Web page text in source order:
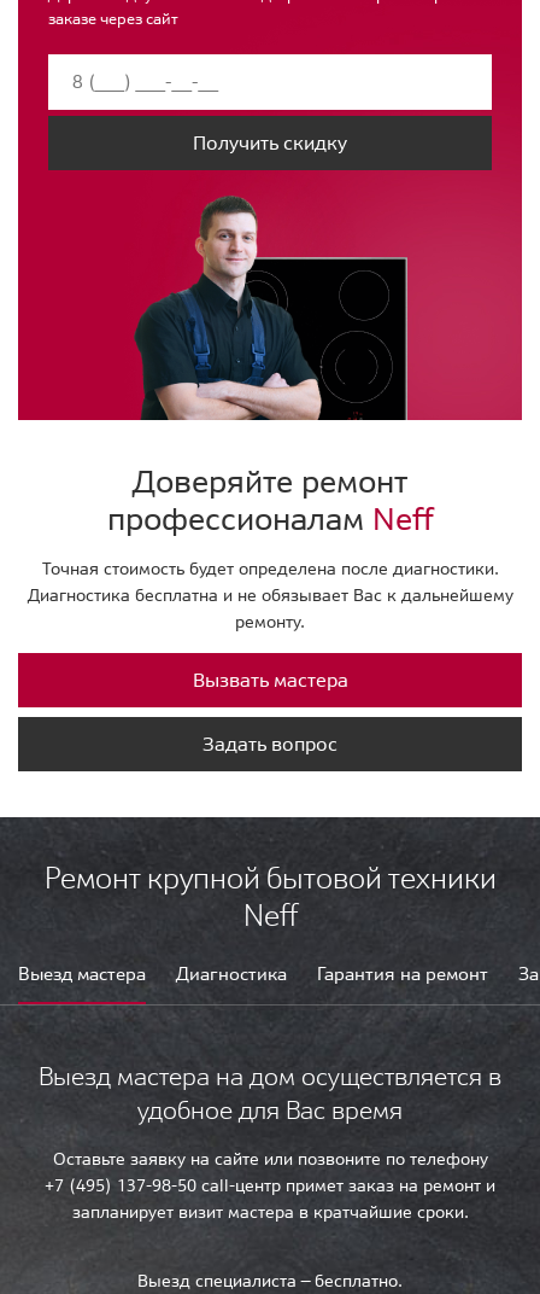
заказе через сайт
Получить скидку
Доверяйте ремонт
профессионалам Neff
Точная стоимость будет определена после диагностики.
Диагностика бесплатна и не обязывает Вас к дальнейшему
ремонту.
Вызвать мастера
Задать вопрос
Ремонт крупной бытовой техники
Neff
Выезд мастера Диагностика Гарантия на ремонт
Выезд мастера на дом осуществляется в
удобное для Вас время
Оставьте заявку на сайте или позвоните по телефону
+7 (495) 137-98-50 call-центр примет заказ на ремонт и
запланирует визит мастера в кратчайшие сроки.
Выезд специалиста — бесплатно.